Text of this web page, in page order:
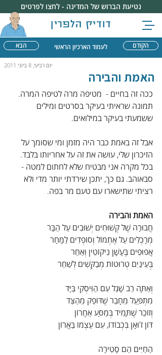
דודיק הלפרין
נטיעת הברוש של המדינה - לחצו לפרטים
הבא הקודם לעמוד הארכיון הראשי
יום רביעי, 8 ביוני 2011
האמת והבירה
ככה זה בחיים -  מטיפה מרה לטיפה המרה.
תמונה שראיתי בעיקר בסרטים ומילים
ששמעתי בעיקר במילואים.
אבל זה באמת כבר היה מזמן ומי שסומך על
הזיכרון שלי, עושה את זה על אחריותו בלבד.
בכל מקרה אני מבטיח שלא לחתום למטה -
סבאוהב. גם כך, יתכן שירדתי יותר מדי ולא
רציתי שתישארו עם טעם מר בפה.
האמת והבירה
חֲבוּרָה שֶׁל קְשׁוּחִים יְשׁוּבִים עַל הַבָּר
מְרָכְלִים עַל אֶתְמוֹל וְסוֹפְדִים לַמָּחָר
אֲפוּפִים בֶּעָשָׁן נִיקוֹטִין וְאַחֵר
בְּעֵינַיִם טְרוּטוֹת מְבַקְּשִׁים לְשַׁחֵר
וְאַתָּה רַב שָׁגַל עִם הַוִּיסְקִי בַּיָּד
מִתְפַּעֵל מֵחָבֵר שֶׁדּוֹפֵק מֵהַצַּד
וְזוֹכֵר שֶׁתָּמִיד בְּמַסָּע אַחֲרוֹן
דּוֹן ז'וּאָן בִּכְבוֹדוֹ, עִם עַצְמוֹ בַּאֲרוֹן
הַחַיִּים הֵם סָטִירָה